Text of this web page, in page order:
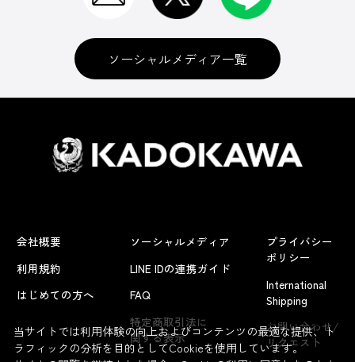
よくあるお問い合わせ
ソーシャルメディア一覧
会社概要
利用規約
はじめての方へ
ソーシャルメディア
LINE IDの連携ガイド
FAQ
特定商取引法に
関する表示
プライバシー
ポリシー
International
Shipping
お問い合わせ/
リクエスト
当サイトでは利用体験の向上およびコンテンツの最適な提供、ト
ラフィックの分析を目的としてCookieを使用しています。